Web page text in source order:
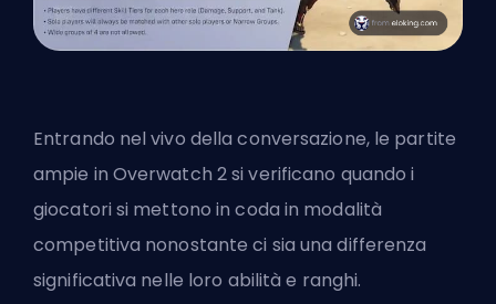
Entrando nel vivo della conversazione, le partite
ampie in Overwatch 2 si verificano quando i
giocatori si mettono in coda in modalità
competitiva nonostante ci sia una differenza
significativa nelle loro abilità e ranghi.